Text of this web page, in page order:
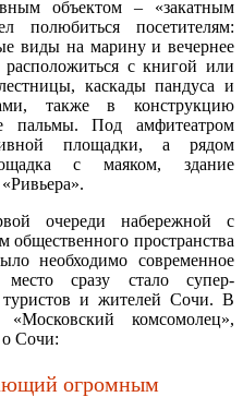
объектом – «закатным
полюбиться посетителям:
виды на марину и вечернее
с книгой или
каскады пандуса и
также в конструкцию
пальмы. Под амфитеатром
площадки, а рядом
с маяком, здание
очереди набережной с
общественного пространства
необходимо современное
место сразу стало супер-
и жителей Сочи. В
комсомолец»,
о Сочи:
огромным